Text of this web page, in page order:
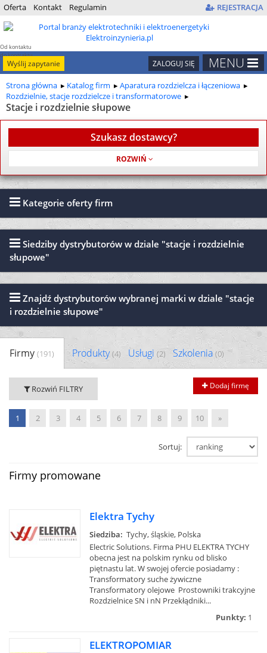
Oferta Kontakt Regulamin REJESTRACJA
Od kontaktu
do kontraktu
MENU
ZALOGUJ SIĘ
Wyślij zapytanie
Strona główna Katalog firm
Aparatura rozdzielcza i łączeniowa
Rozdzielnie, stacje rozdzielcze i transformatorowe
Stacje i rozdzielnie słupowe
Firmy (191) Produkty(4) Usługi (2) Szkolenia (0)
Dodaj firmę
Rozwiń FILTRY
1 2 3 4 5 6 7 8 9 10 »
Sortuj:
Firmy promowane
Elektra Tychy
Siedziba: Tychy, śląskie, Polska
Electric Solutions. Firma PHU ELEKTRA TYCHY
obecna jest na polskim rynku od blisko
piętnastu lat. W swojej ofercie posiadamy :
Transformatory suche żywiczne
Transformatory olejowe Prostowniki trakcyjne
Rozdzielnice SN i nN Przekłądniki...
Punkty: 1
ELEKTROPOMIAR
Kategorie oferty firm
Siedziby dystrybutorów w dziale "stacje i rozdzielnie
słupowe"
Znajdź dystrybutorów wybranej marki w dziale "stacje
i rozdzielnie słupowe"
Szukasz dostawcy?
Usługa jest bezpłatna